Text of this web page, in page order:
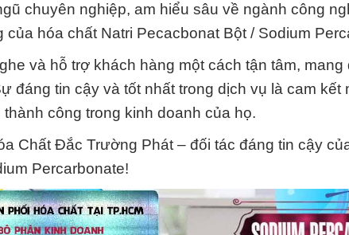
chuyên nghiệp, am hiểu sâu về ngành công
hóa chất Natri Pecacbonat Bột / Sodium
và hỗ trợ khách hàng một cách tận tâm,
đáng tin cậy và tốt nhất trong dịch vụ là cam
công trong kinh doanh của họ.
Chất Đắc Trường Phát – đối tác đáng tin cậy
Percarbonate!